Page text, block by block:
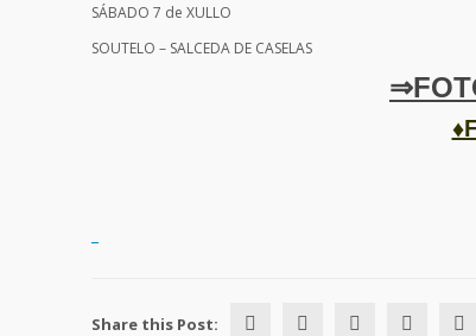
SÁBADO 7 de XULLO
SOUTELO – SALCEDA DE CASELAS
Share this Post: